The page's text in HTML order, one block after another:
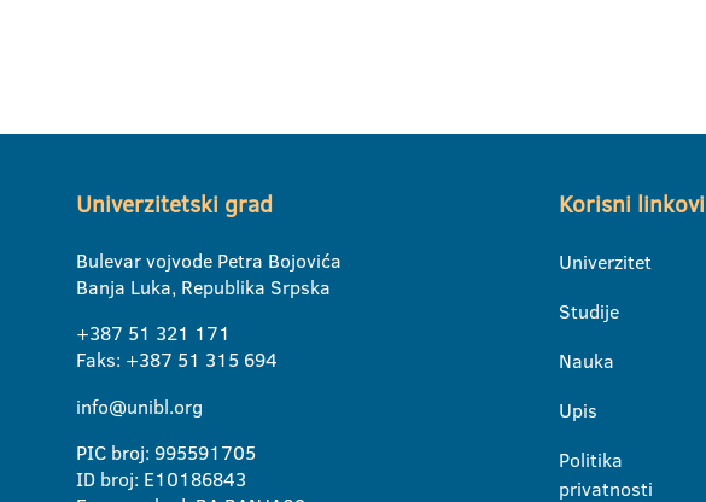
Univerzitetski grad
Bulevar vojvode Petra Bojovića
Banja Luka, Republika Srpska
+387 51 321 171
Faks: +387 51 315 694
info@unibl.org
PIC broj: 995591705
ID broj: E10186843
Korisni linkovi
Univerzitet
Studije
Nauka
Upis
Politika
privatnosti